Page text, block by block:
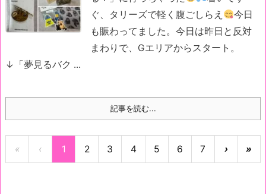
ぐ、タリーズで軽く腹ごしらえ
今日
も賑わってました。 今日は昨日と反対
まわりで、Gエリアからスタート。
↓「夢見るバク ...
記事を読む...
« ‹ 1 2 3 4 5 6 7 › »